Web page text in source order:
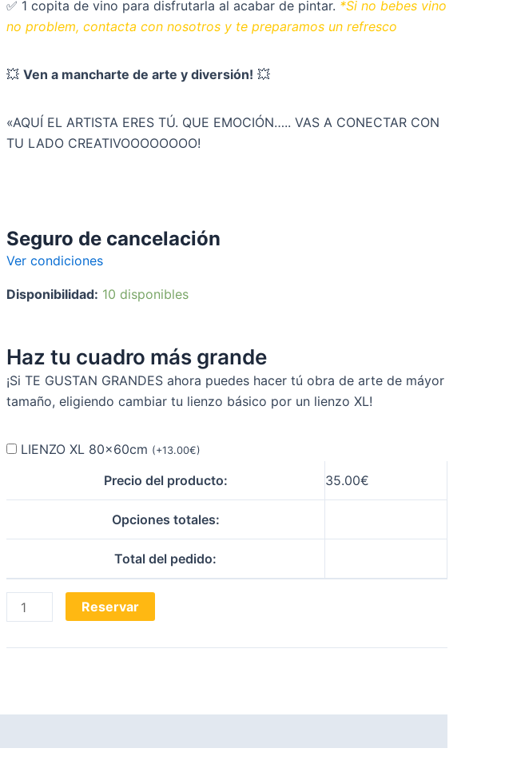
✅ 1 copita de vino para disfrutarla al acabar de pintar. *Si no bebes vino
no problem, contacta con nosotros y te preparamos un refresco
💥 Ven a mancharte de arte y diversión! 💥
«AQUÍ EL ARTISTA ERES TÚ. QUE EMOCIÓN….. VAS A CONECTAR CON
TU LADO CREATIVOOOOOOOO!
Seguro de cancelación
Ver condiciones
Disponibilidad: 10 disponibles
Haz tu cuadro más grande
¡Si TE GUSTAN GRANDES ahora puedes hacer tú obra de arte de máyor
tamaño, eligiendo cambiar tu lienzo básico por un lienzo XL!
LIENZO XL 80x60cm (+13.00€)
Precio del producto: 35.00€
Opciones totales:
Total del pedido:
Reservar